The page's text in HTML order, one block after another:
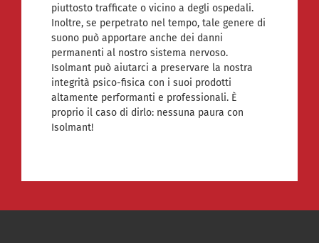
piuttosto trafficate o vicino a degli ospedali.
Inoltre, se perpetrato nel tempo, tale genere di
suono può apportare anche dei danni
permanenti al nostro sistema nervoso.
Isolmant può aiutarci a preservare la nostra
integrità psico-fisica con i suoi prodotti
altamente performanti e professionali. È
proprio il caso di dirlo: nessuna paura con
Isolmant!